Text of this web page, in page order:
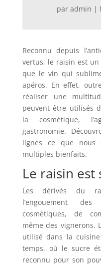
paradmin |
Reconnu depuis
vertus, le raisin est
que le vin qui
apéros. En effet,
réaliser une
peuvent être utilisés
la cosmétique,
gastronomie.
lignes ce que nous
multiples bienfaits.
Le raisin est
Les dérivés du
l’engouement
cosmétiques, de
même des vignerons.
utilisé dans la
temps, où le sucre
reconnu pour son